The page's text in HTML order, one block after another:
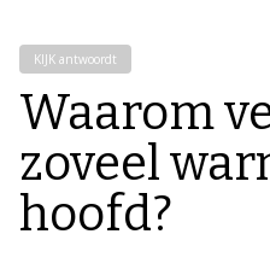
KIJK antwoordt
Waarom
zoveel
hoofd?